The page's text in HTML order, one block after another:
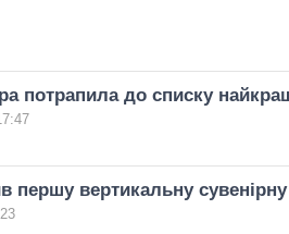
потрапила до списку
першу вертикальну